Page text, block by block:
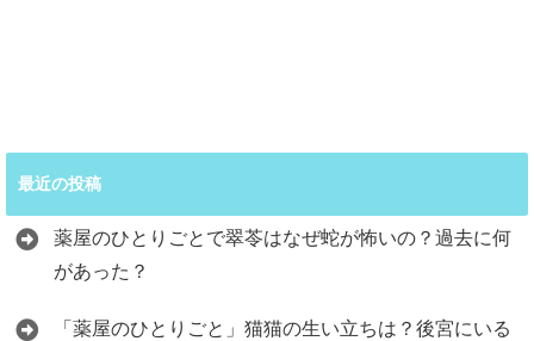
最近の投稿
薬屋のひとりごとで翠苓はなぜ蛇が怖いの？過去に何
があった？
「薬屋のひとりごと」猫猫の生い立ちは？後宮にいる